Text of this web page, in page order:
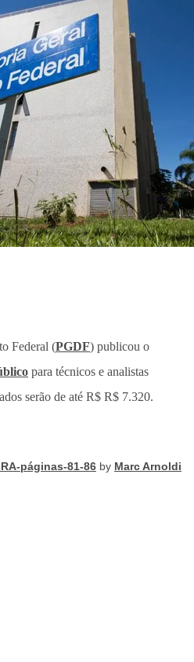
Federal (PGDF) publicou o
para técnicos e analistas
serão de até R$ R$ 7.320.
páginas-81-86 by Marc Arnoldi